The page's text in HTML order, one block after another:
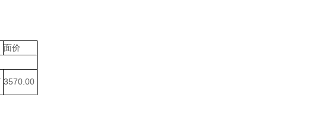
面价
3570.00